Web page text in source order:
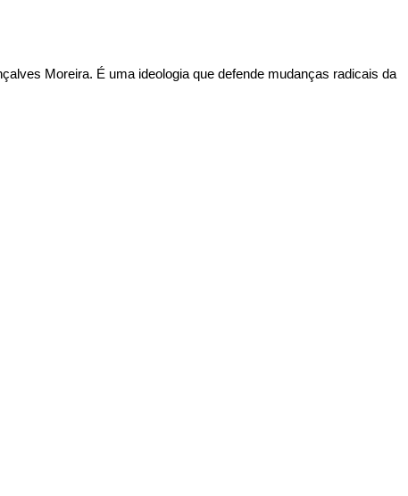
Moreira. É uma ideologia que defende mudanças radicais da